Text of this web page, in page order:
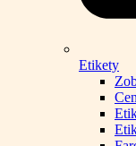
Etikety